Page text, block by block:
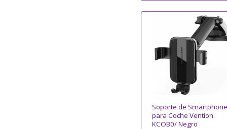
Soporte de Smartphone
para Coche Vention
KCOB0/ Negro